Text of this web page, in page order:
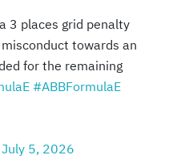
3 places grid penalty
towards an
for the remaining
#ABBFormulaE
July 5, 2026